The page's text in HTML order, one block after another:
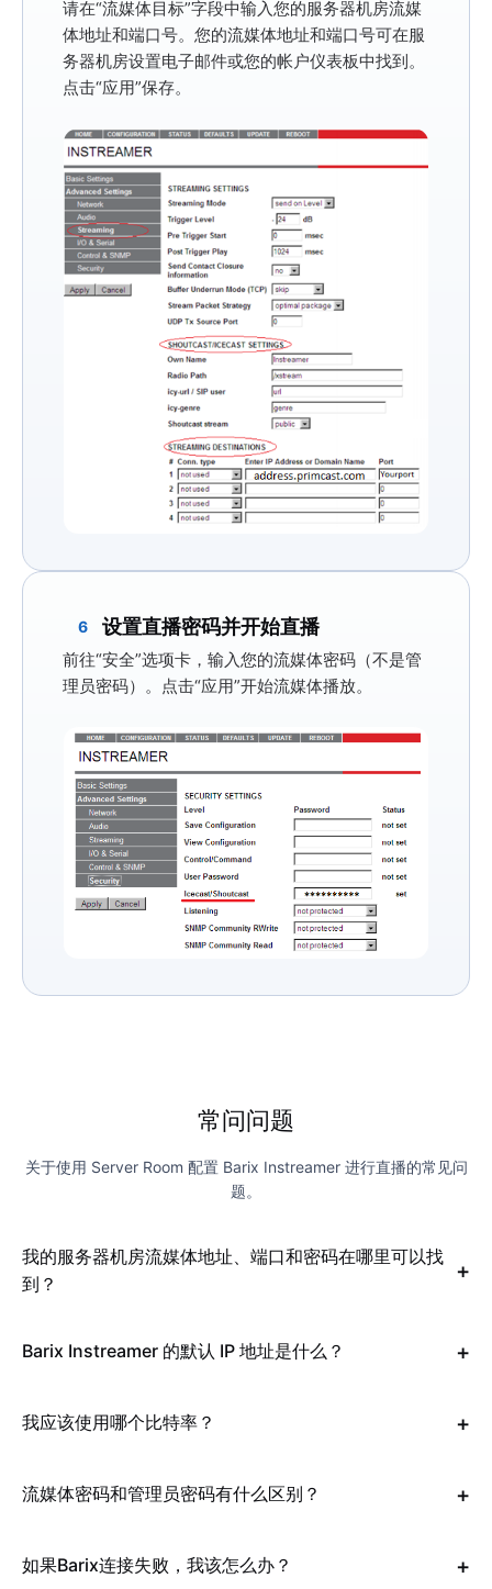
请在“流媒体目标”字段中输入您的服务器机房流媒
体地址和端口号。您的流媒体地址和端口号可在服
务器机房设置电子邮件或您的帐户仪表板中找到。
点击“应用”保存。
6 设置直播密码并开始直播
前往“安全”选项卡，输入您的流媒体密码（不是管
理员密码）。点击“应用”开始流媒体播放。
常问问题
关于使用 Server Room 配置 Barix Instreamer 进行直播的常见问
题。
我的服务器机房流媒体地址、端口和密码在哪里可以找
到？
Barix Instreamer 的默认 IP 地址是什么？
我应该使用哪个比特率？
流媒体密码和管理员密码有什么区别？
如果Barix连接失败，我该怎么办？